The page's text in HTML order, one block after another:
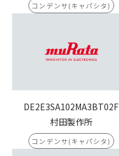
コンデンサ(キャパシタ)
DE2E3SA102MA3BT02F
村田製作所
コンデンサ(キャパシタ)